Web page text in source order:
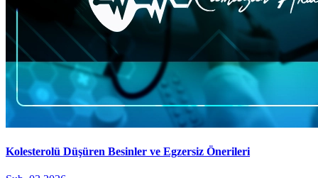
Kolesterolü Düşüren Besinler ve Egzersiz Önerileri